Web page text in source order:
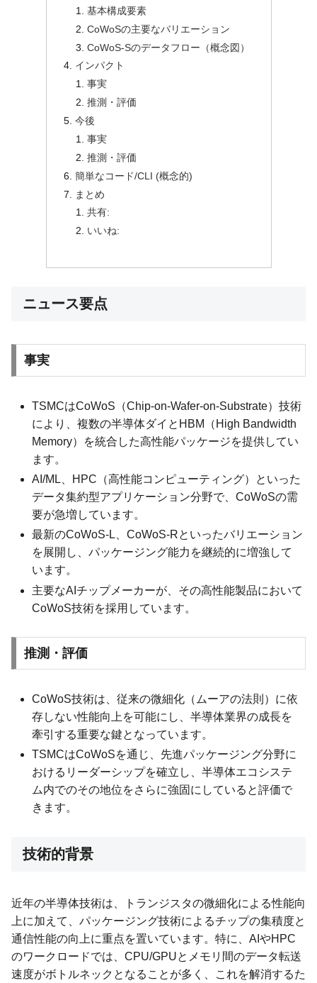
基本構成要素
CoWoSの主要なバリエーション
CoWoS-Sのデータフロー（概念図）
インパクト
事実
推測・評価
今後
事実
推測・評価
簡単なコード/CLI (概念的)
まとめ
共有:
いいね:
ニュース要点
事実
TSMCはCoWoS（Chip-on-Wafer-on-Substrate）技術
により、複数の半導体ダイとHBM（High Bandwidth
Memory）を統合した高性能パッケージを提供してい
ます。
AI/ML、HPC（高性能コンピューティング）といった
データ集約型アプリケーション分野で、CoWoSの需
要が急増しています。
最新のCoWoS-L、CoWoS-Rといったバリエーション
を展開し、パッケージング能力を継続的に増強して
います。
主要なAIチップメーカーが、その高性能製品において
CoWoS技術を採用しています。
推測・評価
CoWoS技術は、従来の微細化（ムーアの法則）に依
存しない性能向上を可能にし、半導体業界の成長を
牽引する重要な鍵となっています。
TSMCはCoWoSを通じ、先進パッケージング分野に
おけるリーダーシップを確立し、半導体エコシステ
ム内でのその地位をさらに強固にしていると評価で
きます。
技術的背景
近年の半導体技術は、トランジスタの微細化による性能向
上に加えて、パッケージング技術によるチップの集積度と
通信性能の向上に重点を置いています。特に、AIやHPC
のワークロードでは、CPU/GPUとメモリ間のデータ転送
速度がボトルネックとなることが多く、これを解消するた